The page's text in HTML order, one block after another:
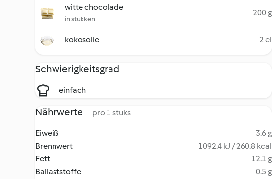
witte chocolade
in stukken
200 g
kokosolie 2 el
Schwierigkeitsgrad
einfach
Nährwerte pro 1 stuks
Eiweiß
3.6 g
Brennwert
1092.4 kJ / 260.8 kcal
Fett
12.1 g
Ballaststoffe
0.5 g